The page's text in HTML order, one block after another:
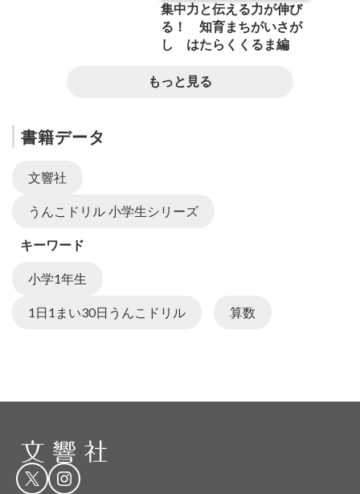
集中力と伝える力が伸び
る！ 知育まちがいさが
し はたらくくるま編
もっと見る
書籍データ
文響社
うんこドリル 小学生シリーズ
キーワード
小学1年生
1日1まい30日うんこドリル 算数